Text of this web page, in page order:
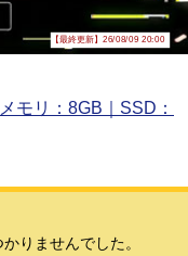
【最終更新】26/08/09 20:00
りませんでした。